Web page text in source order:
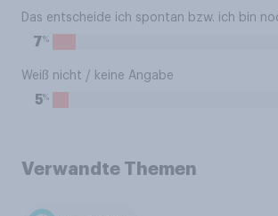
Das entscheide ich spontan bzw. ich bin
7%
Weiß nicht / keine Angabe
5%
Verwandte Themen